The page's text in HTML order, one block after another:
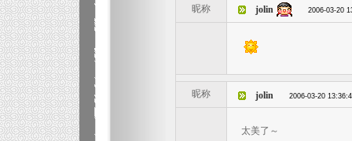
昵称 jolin 2006-03-20
昵称 jolin 2006-03-20
太美了～